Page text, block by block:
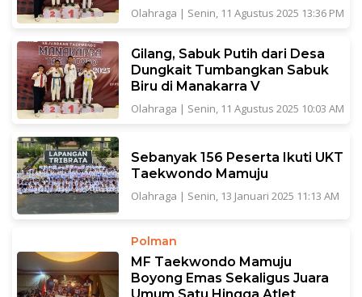
Olahraga | Senin, 11 Agustus 2025 13:36 PM
Gilang, Sabuk Putih dari Desa
Dungkait Tumbangkan Sabuk
Biru di Manakarra V
Olahraga | Senin, 11 Agustus 2025 10:03 AM
Sebanyak 156 Peserta Ikuti UKT
Taekwondo Mamuju
Olahraga | Senin, 13 Januari 2025 11:13 AM
Polman
MF Taekwondo Mamuju
Boyong Emas Sekaligus Juara
Umum Satu Hingga Atlet